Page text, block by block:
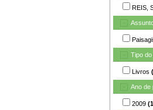
REIS,
Tipo
Livros
Ano de
2009